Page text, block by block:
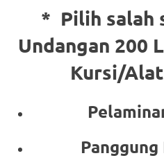
* Pilih salah
Undangan 200
Kursi/